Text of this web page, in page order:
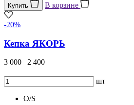
Купить В корзине
-20%
Кепка ЯКОРЬ
3 000 2 400
шт
O/S